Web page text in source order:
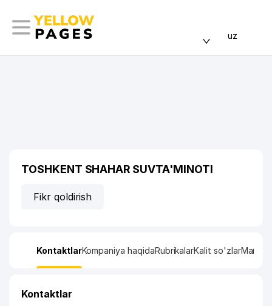
uz
TOSHKENT SHAHAR SUVTA'MINOTI
Fikr qoldirish
KontaktlarKompaniya haqidaRubrikalarKalit so'zlarManzil
Kontaktlar